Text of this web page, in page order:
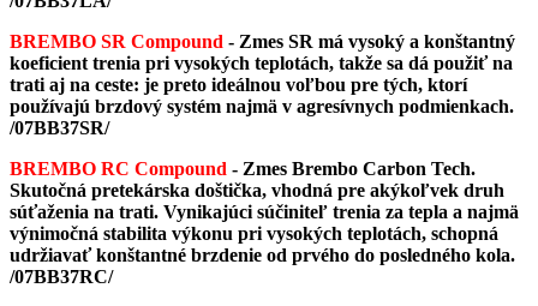
BREMBO SR Compound - Zmes SR má vysoký a konštantný
koeficient trenia pri vysokých teplotách, takže sa dá použiť na
trati aj na ceste: je preto ideálnou voľbou pre tých, ktorí
používajú brzdový systém najmä v agresívnych podmienkach.
/07BB37SR/
BREMBO RC Compound - Zmes Brembo Carbon Tech.
Skutočná pretekárska doštička, vhodná pre akýkoľvek druh
súťaženia na trati. Vynikajúci súčiniteľ trenia za tepla a najmä
výnimočná stabilita výkonu pri vysokých teplotách, schopná
udržiavať konštantné brzdenie od prvého do posledného kola.
/07BB37RC/